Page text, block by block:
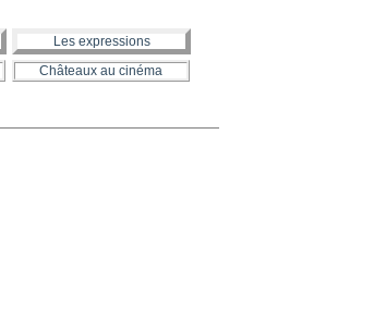
Les expressions
Châteaux au cinéma